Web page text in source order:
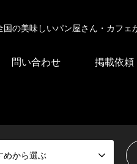
の美味しいパン屋さん・カフェ
問い合わせ 掲載依頼
めから選ぶ